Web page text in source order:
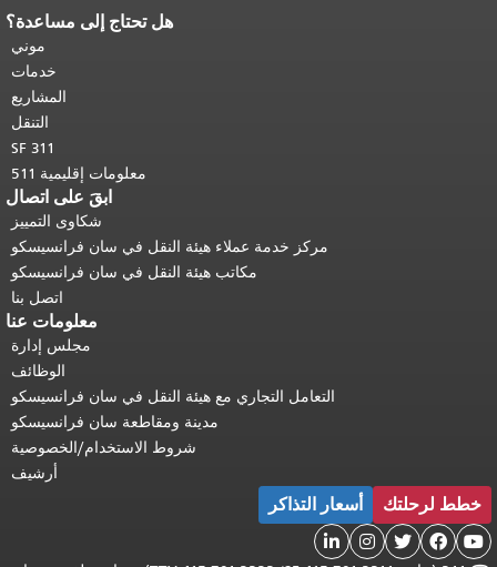
هل تحتاج إلى مساعدة؟
موني
خدمات
المشاريع
التنقل
SF 311
معلومات إقليمية 511
ابقَ على اتصال
شكاوى التمييز
مركز خدمة عملاء هيئة النقل في سان فرانسيسكو
مكاتب هيئة النقل في سان فرانسيسكو
اتصل بنا
معلومات عنا
مجلس إدارة
الوظائف
التعامل التجاري مع هيئة النقل في سان فرانسيسكو
مدينة ومقاطعة سان فرانسيسكو
شروط الاستخدام/الخصوصية
أرشيف
خطط لرحلتك أسعار التذاكر




